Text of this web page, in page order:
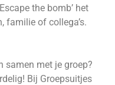
the bomb’ het
familie of collega’s.
samen met je groep?
Bij Groepsuitjes